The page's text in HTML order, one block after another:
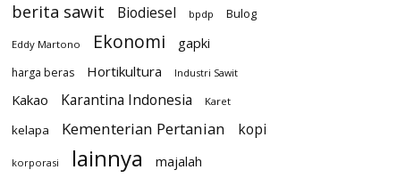
berita sawit Biodiesel bpdp Bulog
Eddy Martono Ekonomi gapki
harga beras Hortikultura Industri Sawit
Kakao Karantina Indonesia Karet
kelapa Kementerian Pertanian kopi
korporasi lainnya majalah